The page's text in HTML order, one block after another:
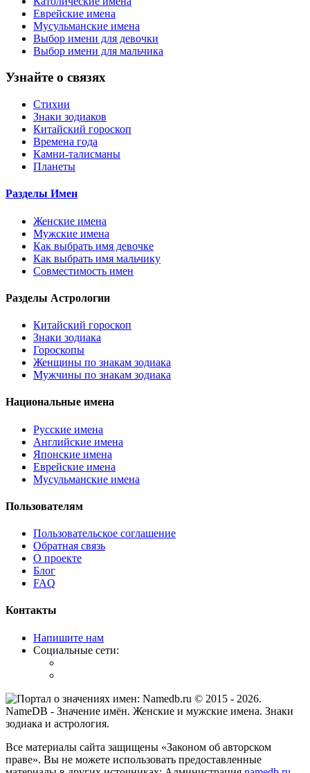
Еврейские имена
Мусульманские имена
Выбор имени для девочки
Выбор имени для мальчика
Узнайте о связях
Стихии
Знаки зодиаков
Китайский гороскоп
Времена года
Камни-талисманы
Планеты
Разделы Имен
Женские имена
Мужские имена
Как выбрать имя девочке
Как выбрать имя мальчику
Совместимость имен
Разделы Астрологии
Китайский гороскоп
Знаки зодиака
Гороскопы
Женщины по знакам зодиака
Мужчины по знакам зодиака
Национальные имена
Русские имена
Английские имена
Японские имена
Еврейские имена
Мусульманские имена
Пользователям
Пользовательское соглашение
Обратная связь
О проекте
Блог
FAQ
Контакты
Напишите нам
Социальные сети:
© 2015 - 2026.
NameDB - Значение имён. Женские и мужские имена. Знаки
зодиака и астрология.
Все материалы сайта защищены «Законом об авторском
праве». Вы не можете использовать предоставленные